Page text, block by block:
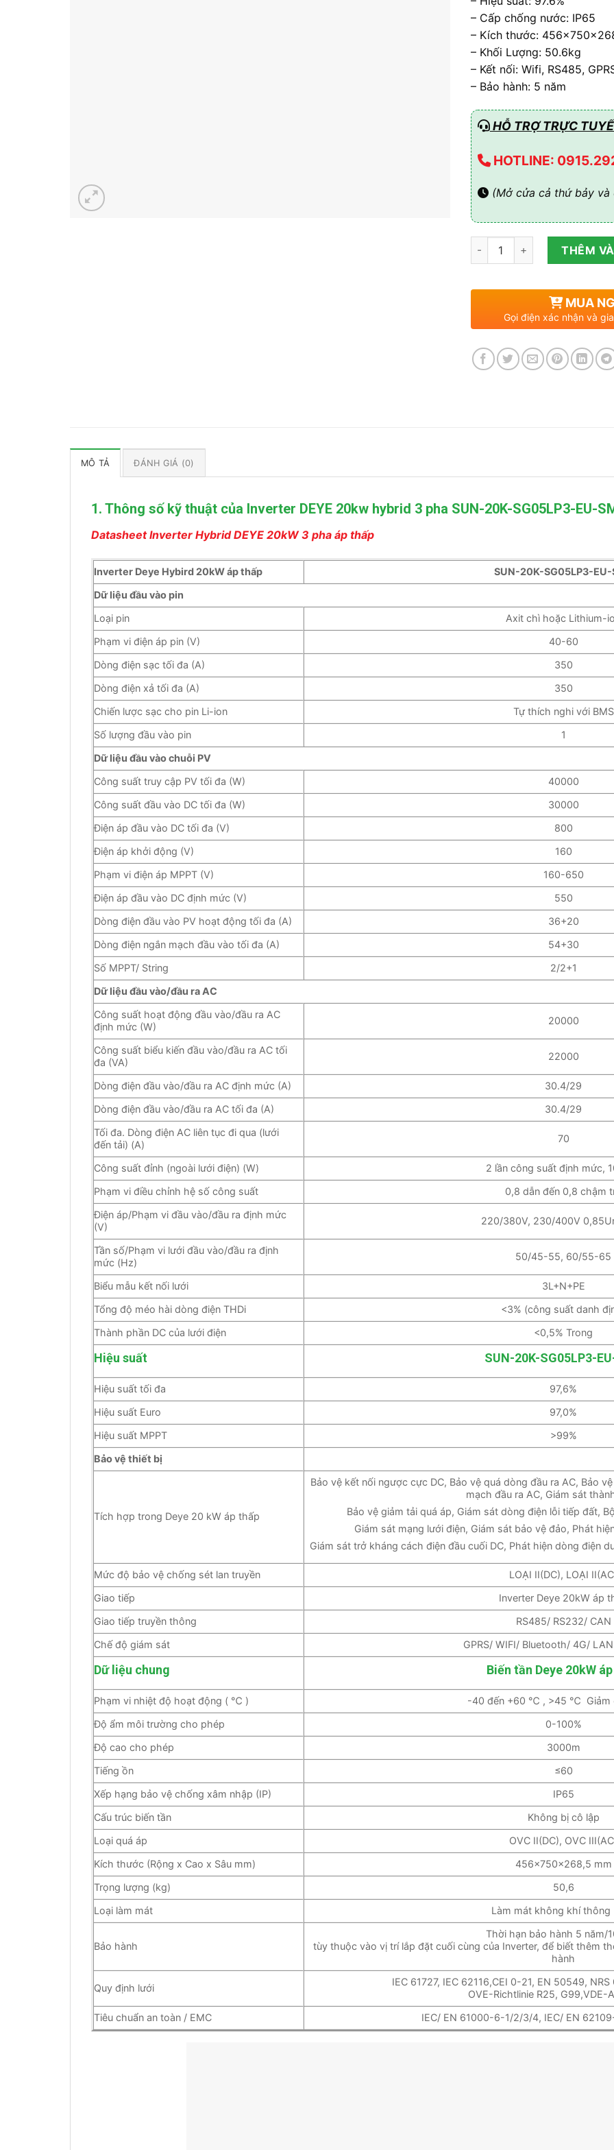
– Cấp chống nước: IP65
– Kích thước:
– Khối Lượng: 50.6kg
– Kết nối: Wifi, RS485,
– Bảo hành: 5 năm
HỖ TRỢ TRỰC
HOTLINE:
(Mở cửa cả thứ bảy và
Inverter DEYE 20kw hybrid
THÊM
MUA
Gọi điện xác nhận và
MÔ TẢ ĐÁNH GIÁ (0)
1. Thông số kỹ thuật của Inverter DEYE 20kw hybrid 3 pha SUN-20K-SG05LP3-EU-
Datasheet Inverter Hybrid DEYE 20kW 3 pha áp thấp
Inverter Deye Hybird 20kW áp thấp
SUN-20K-SG05LP3-EU-
Dữ liệu đầu vào pin
Loại pin
Axit chì hoặc Lithium-
Phạm vi điện áp pin (V)
40-60
Dòng điện sạc tối đa (A)
350
Dòng điện xả tối đa (A)
350
Chiến lược sạc cho pin Li-ion
Tự thích nghi với BMS
Số lượng đầu vào pin
1
Dữ liệu đầu vào chuỗi PV
Công suất truy cập PV tối đa (W)
40000
Công suất đầu vào DC tối đa (W)
30000
Điện áp đầu vào DC tối đa (V)
800
Điện áp khởi động (V)
160
Phạm vi điện áp MPPT (V)
160-650
Điện áp đầu vào DC định mức (V)
550
Dòng điện đầu vào PV hoạt động tối đa (A)
36+20
Dòng điện ngắn mạch đầu vào tối đa (A)
54+30
Số MPPT/ String
2/2+1
Dữ liệu đầu vào/đầu ra AC
Công suất hoạt động đầu vào/đầu ra AC
định mức (W)
20000
Công suất biểu kiến ​​đầu vào/đầu ra AC tối
đa (VA)
22000
Dòng điện đầu vào/đầu ra AC định mức (A)
30.4/29
Dòng điện đầu vào/đầu ra AC tối đa (A)
30.4/29
Tối đa. Dòng điện AC liên tục đi qua (lưới
đến tải) (A)
70
Công suất đỉnh (ngoài lưới điện) (W)
2 lần công suất định mức,
Phạm vi điều chỉnh hệ số công suất
0,8 dẫn đến 0,8 chậm
Điện áp/Phạm vi đầu vào/đầu ra định mức
(V)
220/380V, 230/400V
Tần số/Phạm vi lưới đầu vào/đầu ra định
mức (Hz)
50/45-55, 60/55-65
Biểu mẫu kết nối lưới
3L+N+PE
Tổng độ méo hài dòng điện THDi
<3% (công suất danh
Thành phần DC của lưới điện
<0,5% Trong
Hiệu suất SUN-20K-SG05LP3-
Hiệu suất tối đa
97,6%
Hiệu suất Euro
97,0%
Hiệu suất MPPT
>99%
Bảo vệ thiết bị
Tích hợp trong Deye 20 kW áp thấp
Bảo vệ kết nối ngược cực DC, Bảo vệ quá dòng đầu ra AC, Bảo
mạch đầu ra AC, Giám sát
Bảo vệ giảm tải quá áp, Giám sát dòng điện lỗi tiếp đất,
Giám sát mạng lưới điện, Giám sát bảo vệ đảo, Phát
Giám sát trở kháng cách điện đầu cuối DC, Phát hiện dòng điện
Mức độ bảo vệ chống sét lan truyền
LOẠI II(DC), LOẠI
Giao tiếp
Inverter Deye 20kW áp
Giao tiếp truyền thông
RS485/ RS232/ CAN
Chế độ giám sát
GPRS/ WIFI/ Bluetooth/ 4G/
Dữ liệu chung Biến tần Deye 20kW
Phạm vi nhiệt độ hoạt động ( ℃ )
-40 đến +60 ℃ , >45 ℃ Giảm
Độ ẩm môi trường cho phép
0-100%
Độ cao cho phép
3000m
Tiếng ồn
≤60
Xếp hạng bảo vệ chống xâm nhập (IP)
IP65
Cấu trúc biến tần
Không bị cô lập
Loại quá áp
OVC II(DC), OVC
Kích thước (Rộng x Cao x Sâu mm)
456×750×268,5 mm
Trọng lượng (kg)
50,6
Loại làm mát
Làm mát không khí thông
Bảo hành
Thời hạn bảo hành 5 năm/
tùy thuộc vào vị trí lắp đặt cuối cùng của Inverter, để biết thêm
hành
Quy định lưới
IEC 61727, IEC 62116,CEI 0-21, EN 50549,
OVE-Richtlinie R25, G99,VDE-
Tiêu chuẩn an toàn / EMC
IEC/ EN 61000-6-1/2/3/4, IEC/ EN